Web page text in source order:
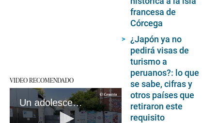
VIDEO RECOMENDADO
Un adolescente de 15 años, apuñalado 50 veces y quemado vivo en Francia
francesa de
Córcega
¿Japón ya no
pedirá visas de
turismo a
peruanos?: lo que
se sabe, cifras y
otros países que
retiraron este
requisito